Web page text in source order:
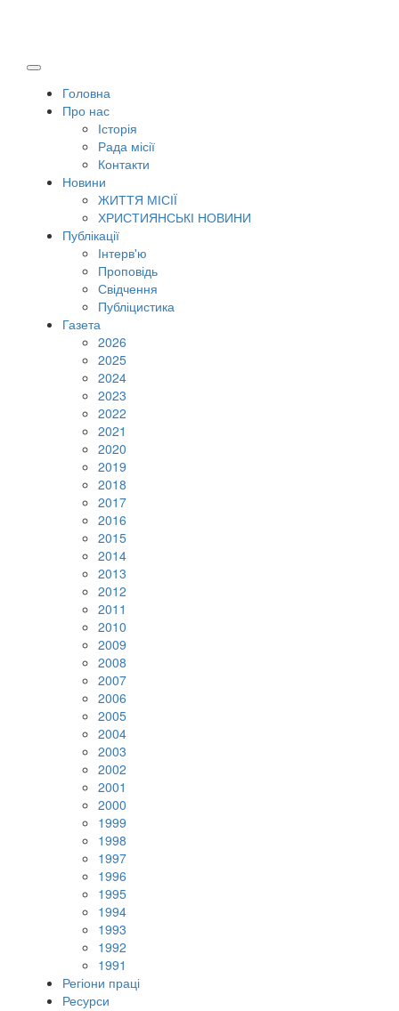
Головна
Про нас
Історія
Рада місії
Контакти
Новини
ЖИТТЯ МІСІЇ
ХРИСТИЯНСЬКІ НОВИНИ
Публікації
Інтерв'ю
Проповідь
Свідчення
Публіцистика
Газета
2026
2025
2024
2023
2022
2021
2020
2019
2018
2017
2016
2015
2014
2013
2012
2011
2010
2009
2008
2007
2006
2005
2004
2003
2002
2001
2000
1999
1998
1997
1996
1995
1994
1993
1992
1991
Регіони праці
Ресурси